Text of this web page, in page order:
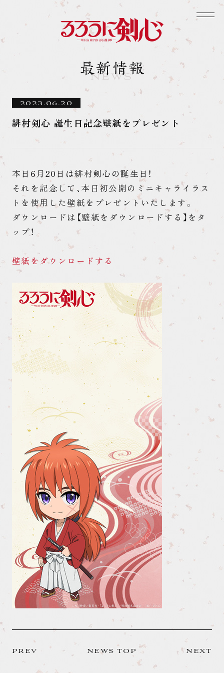
2023.06.20
緋村剣心 誕生日記念壁紙をプレゼント
本日6月20日は緋村剣心の誕生日！
それを記念して、本日初公開のミニキャライラス
トを使用した壁紙をプレゼントいたします。
ダウンロードは【壁紙をダウンロードする】をタ
ップ！
壁紙をダウンロードする
PREV NEWS TOP NEXT